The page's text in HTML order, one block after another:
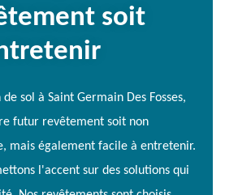
soit
sol à Saint Germain Des Fosses,
futur revêtement soit non
mais également facile à entretenir.
l'accent sur des solutions qui